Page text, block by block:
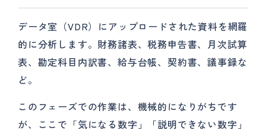
データ室（VDR）にアップロードされた資料を網羅
的に分析します。財務諸表、税務申告書、月次試算
表、勘定科目内訳書、給与台帳、契約書、議事録な
ど。
このフェーズでの作業は、機械的になりがちです
が、ここで「気になる数字」「説明できない数字」